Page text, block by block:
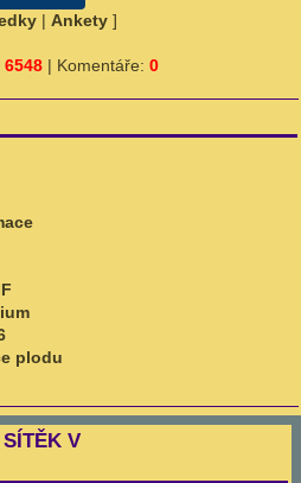
plodu
| Ankety ]
6548| Komentáře: 0
V